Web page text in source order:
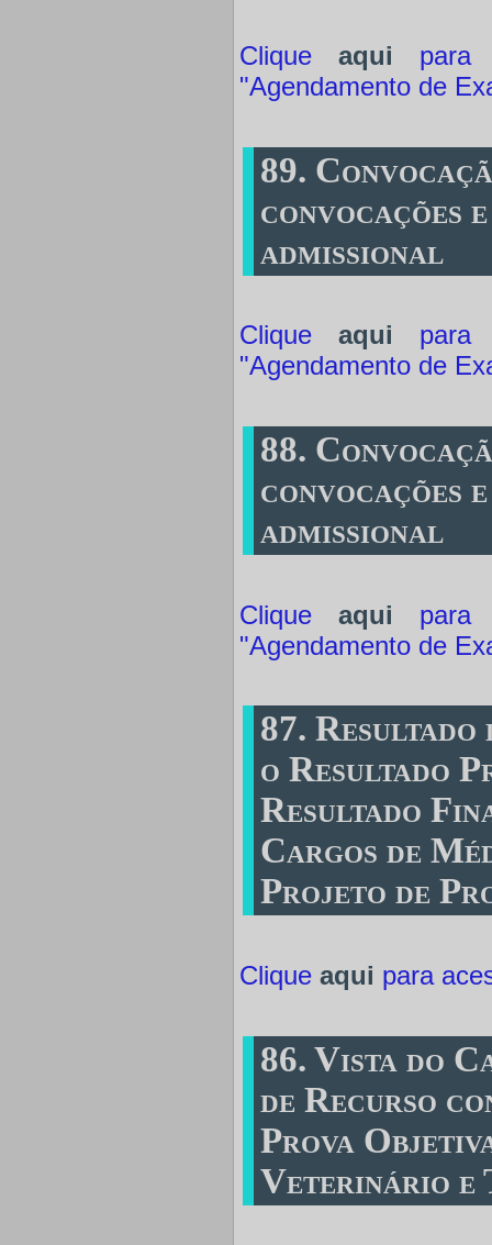
Clique aqui para
"Agendamento de
89.
convocações
admissional
Clique aqui para
"Agendamento de
88.
convocações
admissional
Clique aqui para
"Agendamento de
87.
o Resultado
Resultado
Cargos de
Projeto de
Cliqueaqui para
86. Vista do
de Recurso
Prova
Veterinário e